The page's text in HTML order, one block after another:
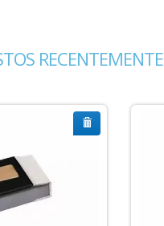
RECENTEMENTE